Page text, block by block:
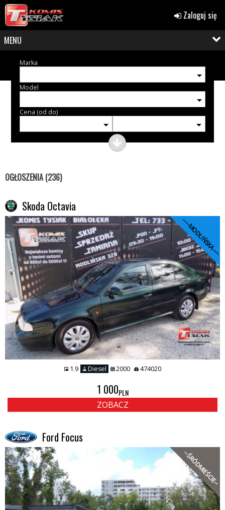
Zaloguj się
MENU
Marka
Model
Cena (od do)
OGŁOSZENIA (236)
Skoda Octavia
----MODLIŃSKA----
1.9 Diesel 2000 474020
1 000PLN
ZOBACZ
Ford Focus
--ŚRÓDMIEŚCIE--